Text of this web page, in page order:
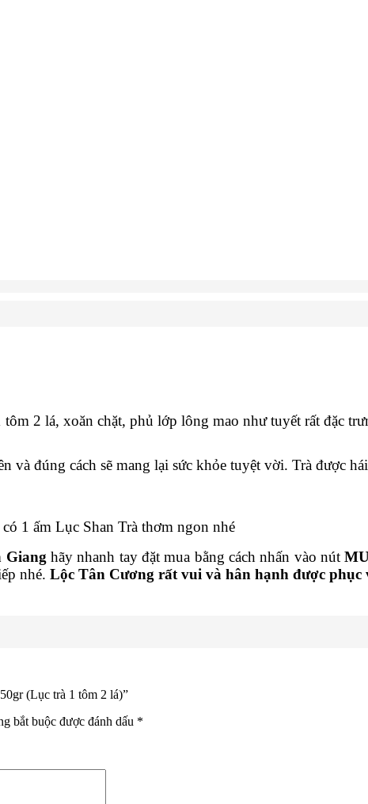
2 lá, xoăn chặt, phủ lớp lông mao như tuyết rất đặc
và đúng cách sẽ mang lại sức khỏe tuyệt vời. Trà được
1 ấm Lục Shan Trà thơm ngon nhé
Giang hãy nhanh tay đặt mua bằng cách nhấn vào nút
nhé. Lộc Tân Cương rất vui và hân hạnh được phục
(Lục trà 1 tôm 2 lá)”
bắt buộc được đánh dấu *